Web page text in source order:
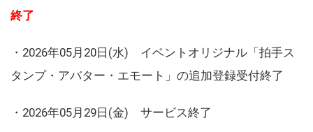
終了
・2026年05月20日(水) イベントオリジナル「拍手ス
タンプ・アバター・エモート」の追加登録受付終了
・2026年05月29日(金) サービス終了